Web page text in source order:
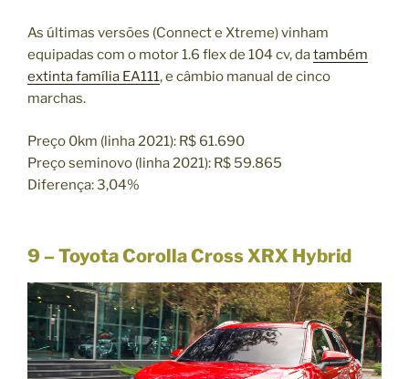
As últimas versões (Connect e Xtreme) vinham
equipadas com o motor 1.6 flex de 104 cv, datambém
extinta família EA111, e câmbio manual de cinco
marchas.
Preço 0km (linha 2021): R$ 61.690
Preço seminovo (linha 2021): R$ 59.865
Diferença: 3,04%
9 – Toyota Corolla Cross XRX Hybrid